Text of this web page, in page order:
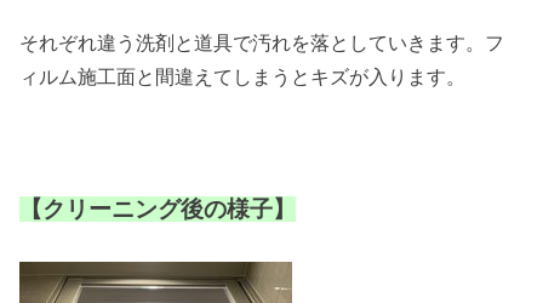
それぞれ違う洗剤と道具で汚れを落としていきます。フ
ィルム施工面と間違えてしまうとキズが入ります。
【クリーニング後の様子】